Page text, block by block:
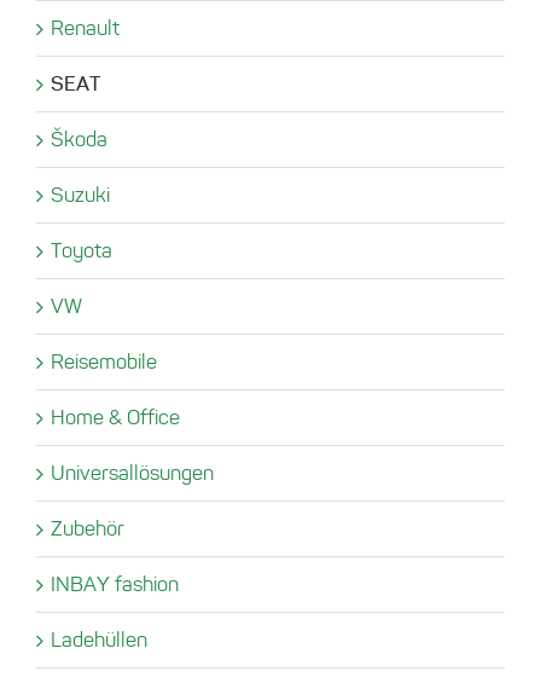
Renault
SEAT
Škoda
Suzuki
Toyota
VW
Reisemobile
Home & Office
Universallösungen
Zubehör
INBAY fashion
Ladehüllen